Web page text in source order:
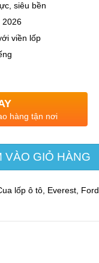
siêu bền
2026
viền lốp
hàng tận nơi
VÀO GIỎ HÀNG
lốp ô tô Everest Ford